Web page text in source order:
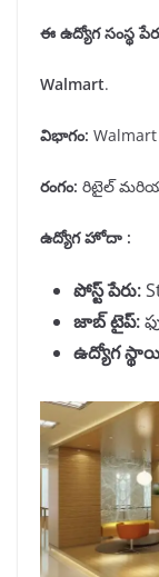
ఈ ఉద్యోగ సంస్థ
Walmart.
విభాగం:
రంగం: రిటైల్
ఉద్యోగ హోదా :
పోస్ట్ పేరు:
జాబ్ టైప్:
ఉద్యోగ